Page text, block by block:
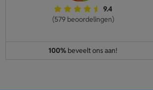
9.4
(579 beoordelingen)
100% beveelt ons aan!